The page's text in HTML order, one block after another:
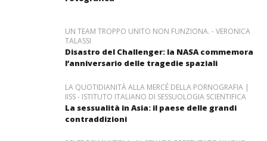
UN TEAM TROPPO UNITO NON FUNZIONA. - VERONICA
TALASSI
Disastro del Challenger: la NASA commemora
l’anniversario delle tragedie spaziali
LA QUOTIDIANITÀ ALLA MERCÉ DELLA PORNOGRAFIA |
IISS - ISTITUTO ITALIANO DI SESSUOLOGIA SCIENTIFICA
La sessualità in Asia: il paese delle grandi
contraddizioni